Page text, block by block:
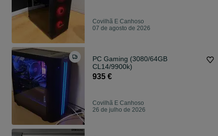
Covilhã E Canhoso
07 de agosto de 2026
PC Gaming (3080/64GB
CL14/9900k)
935 €
Covilhã E Canhoso
26 de julho de 2026